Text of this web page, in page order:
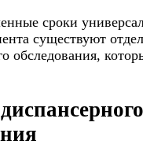
сроки
существуют
обследования,